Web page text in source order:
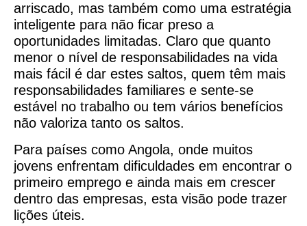
arriscado, mas também como uma estratégia
inteligente para não ficar preso a
oportunidades limitadas. Claro que quanto
menor o nível de responsabilidades na vida
mais fácil é dar estes saltos, quem têm mais
responsabilidades familiares e sente-se
estável no trabalho ou tem vários benefícios
não valoriza tanto os saltos.
Para países como Angola, onde muitos
jovens enfrentam dificuldades em encontrar o
primeiro emprego e ainda mais em crescer
dentro das empresas, esta visão pode trazer
lições úteis.